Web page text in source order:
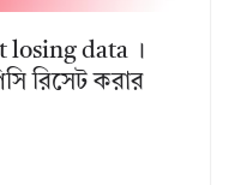
losing data ।
রিসেট করার